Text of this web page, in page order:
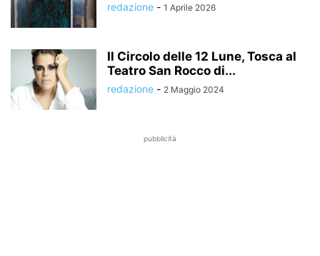
redazione - 1 Aprile 2026
Il Circolo delle 12 Lune, Tosca al
Teatro San Rocco di...
redazione - 2 Maggio 2024
pubblicità